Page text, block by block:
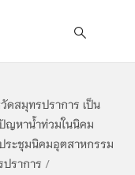
ดสมุทรปราการ เป็น
ญหาน้ำท่วมในนิคม
ระชุมนิคมอุตสาหกรรม
ราการ /